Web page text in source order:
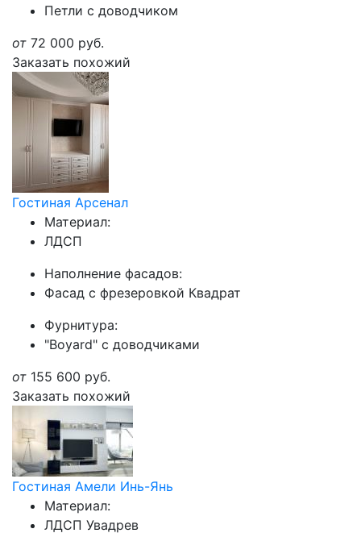
Петли с доводчиком
от 72 000 руб.
Заказать похожий
Гостиная Арсенал
Материал:
ЛДСП
Наполнение фасадов:
Фасад с фрезеровкой Квадрат
Фурнитура:
"Boyard" с доводчиками
от 155 600 руб.
Заказать похожий
Гостиная Амели Инь-Янь
Материал:
ЛДСП Увадрев